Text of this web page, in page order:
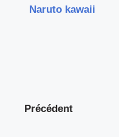
Naruto kawaii
Précédent